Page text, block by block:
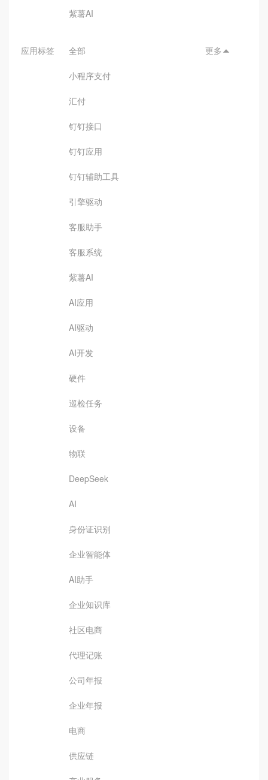
紫薯AI
应用标签 全部
小程序支付
汇付
钉钉接口
钉钉应用
钉钉辅助工具
引擎驱动
客服助手
客服系统
紫薯AI
AI应用
AI驱动
AI开发
硬件
巡检任务
设备
物联
DeepSeek
AI
身份证识别
企业智能体
AI助手
企业知识库
社区电商
代理记账
公司年报
企业年报
电商
供应链
更多 